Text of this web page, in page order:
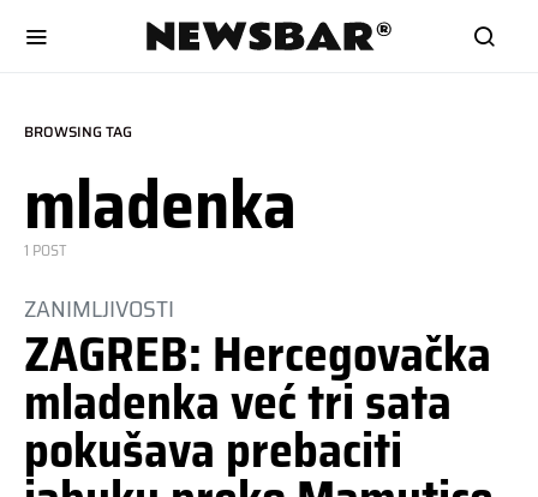
BROWSING TAG
mladenka
1 POST
ZANIMLJIVOSTI
ZAGREB: Hercegovačka
mladenka već tri sata
pokušava prebaciti